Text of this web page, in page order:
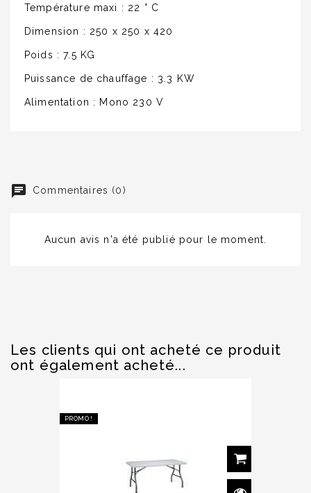
Température maxi : 22 ° C
Dimension : 250 x 250 x 420
Poids : 7.5 KG
Puissance de chauffage : 3.3 KW
Alimentation : Mono 230 V
Commentaires (0)
Aucun avis n'a été publié pour le moment.
Les clients qui ont acheté ce produit
ont également acheté...
PROMO !